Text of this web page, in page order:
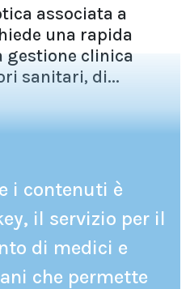
associata a
una rapida
gestione clinica
sanitari, di...
i contenuti è
il servizio per il
di medici e
che permette